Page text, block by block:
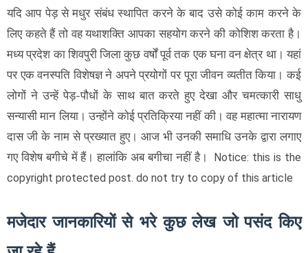
यदि आप पेड़ से मधुर संबंध स्थापित करने के बाद उसे कोई काम करने के
लिए कहते हैं तो वह यथाशक्ति आपका सहयोग करने की कोशिश करता है।
मध्य प्रदेश का शिवपुरी जिला कुछ वर्षों पूर्व तक एक घना वन क्षेत्र था। यहां
पर एक वनस्पति विशेषज्ञ ने अपने प्रयोगों पर पूरा जीवन व्यतीत किया। कई
लोगों ने उन्हें पेड़-पौधों के साथ बात करते हुए देखा और चमत्कारी साधु
सन्यासी मान लिया। उन्होंने कोई प्रतिक्रिया नहीं की। वह महात्मा नारायण
दास जी के नाम से प्रख्यात हुए। आज भी उनकी समाधि उनके द्वारा लगाए
गए विशेष बगीचे में हैं। हालांकि अब बगीचा नहीं है। Notice: this is the
copyright protected post. do not try to copy of this article
मजेदार जानकारियों से भरे कुछ लेख जो पसंद किए